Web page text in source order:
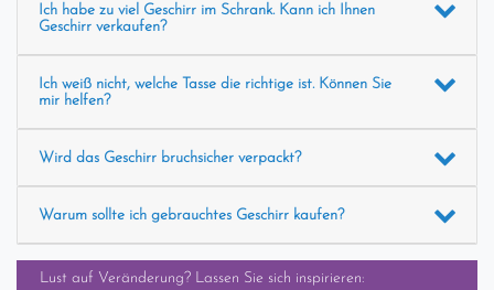
Ich habe zu viel Geschirr im Schrank. Kann ich Ihnen
Geschirr verkaufen?
Ich weiß nicht, welche Tasse die richtige ist. Können Sie
mir helfen?
Wird das Geschirr bruchsicher verpackt?
Warum sollte ich gebrauchtes Geschirr kaufen?
Lust auf Veränderung? Lassen Sie sich inspirieren: